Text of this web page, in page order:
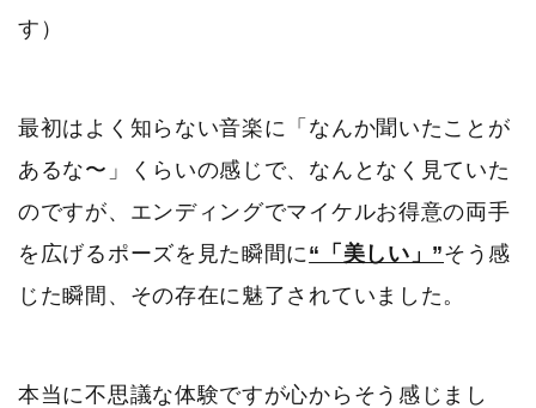
す）
最初はよく知らない音楽に「なんか聞いたことが
あるな〜」くらいの感じで、なんとなく見ていた
のですが、エンディングでマイケルお得意の両手
を広げるポーズを見た瞬間に “「美しい」”そう感
じた瞬間、その存在に魅了されていました。
本当に不思議な体験ですが心からそう感じまし